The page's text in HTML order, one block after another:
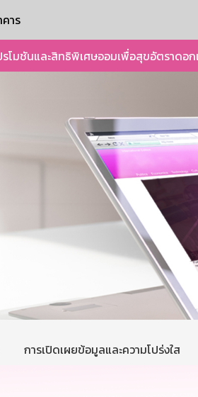
าร
รโมชันและสิทธิพิเศษออมเพื่อสุขอัตราดอก
การเปิดเผยข้อมูลและความโปร่งใส